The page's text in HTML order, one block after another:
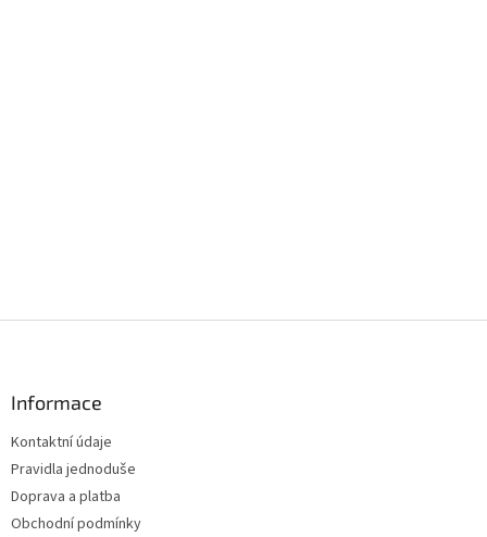
Informace
Kontaktní údaje
Pravidla jednoduše
Doprava a platba
Obchodní podmínky